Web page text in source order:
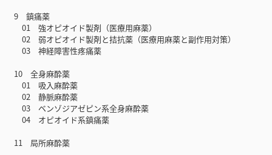
9 鎮痛薬
01 強オピオイド製剤（医療用麻薬）
02 弱オピオイド製剤と拮抗薬（医療用麻薬と副作用対策）
03 神経障害性疼痛薬
10 全身麻酔薬
01 吸入麻酔薬
02 静脈麻酔薬
03 ベンゾジアゼピン系全身麻酔薬
04 オピオイド系鎮痛薬
11 局所麻酔薬